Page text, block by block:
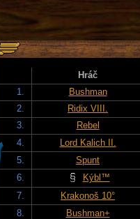
Hráč
1.
Bushman
2.
Ridix VIII.
3.
Rebel
4.
Lord Kalich II.
5.
Spunt
6.
Kýbl™
7.
Krakonoš 10°
8.
Bushman+